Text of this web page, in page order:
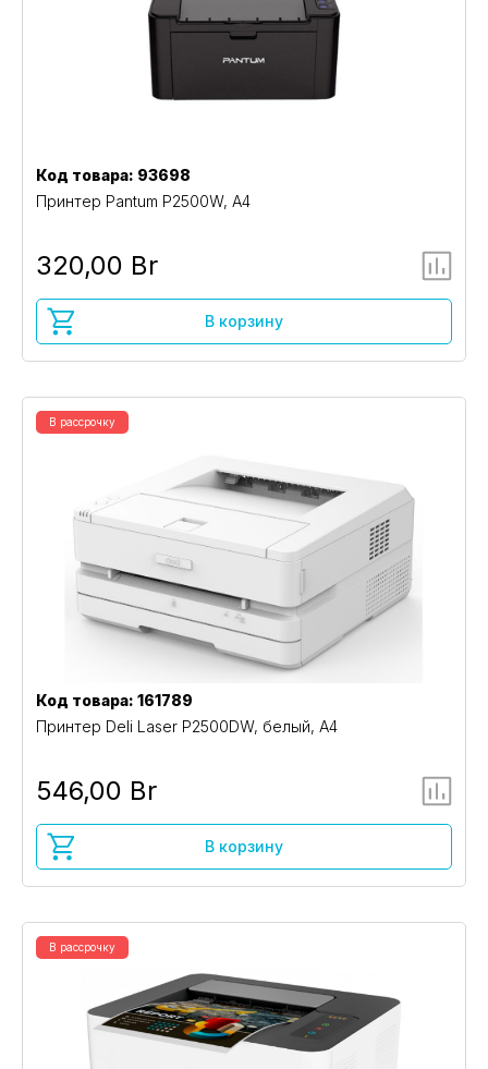
Код товара: 93698
Принтер Pantum P2500W, A4
320,00 Br
В корзину
В рассрочку
Код товара: 161789
Принтер Deli Laser P2500DW, белый, A4
546,00 Br
В корзину
В рассрочку